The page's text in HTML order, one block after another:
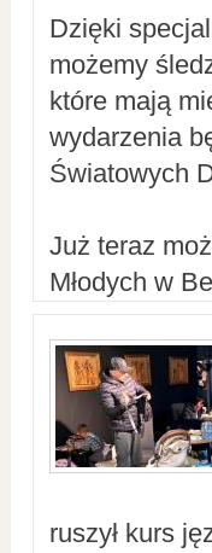
Dzięki
możemy
które mają
wydarzenia
Światowych
Już teraz
Młodych w
ruszył kurs